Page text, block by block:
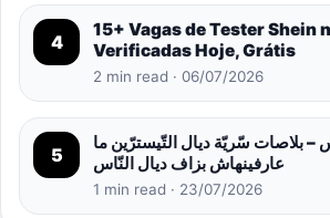
4
15+ Vagas de Tester Shein
Verificadas Hoje, Grátis
2 min read · 06/07/2026
5
بلاصات سّريّة ديال التّيسترّين ما
عارفينهاش بزاف ديال النّاس
1 min read · 23/07/2026